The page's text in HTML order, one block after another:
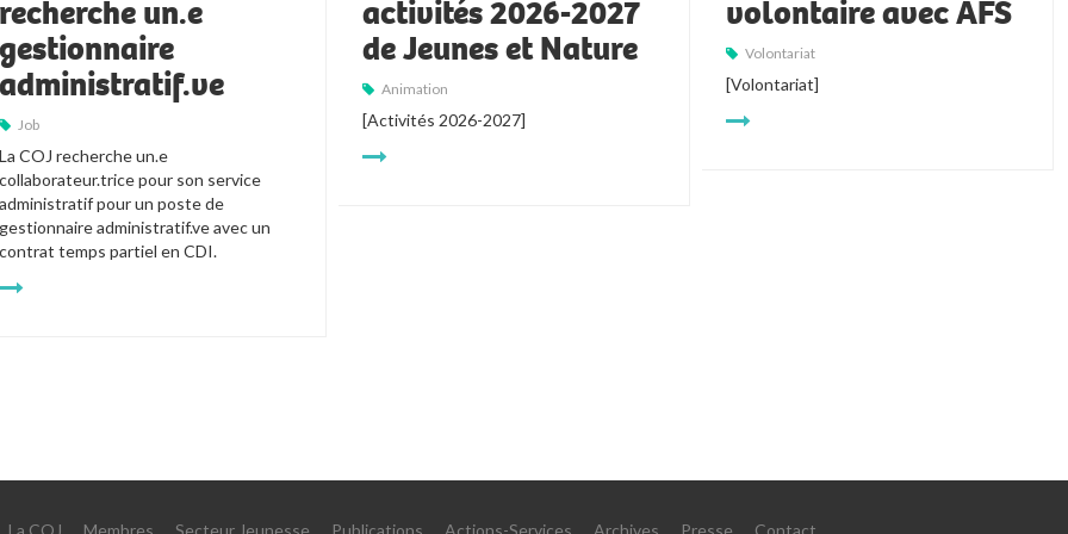
recherche un.e
gestionnaire
administratif.ve
Job
La COJ recherche un.e
collaborateur.trice pour son service
administratif pour un poste de
gestionnaire administratif.ve avec un
contrat temps partiel en CDI.
activités 2026-2027
de Jeunes et Nature
Animation
[Activités 2026-2027]
volontaire avec AFS
Volontariat
[Volontariat]
La COJ Membres Secteur Jeunesse Publications Actions-Services Archives Presse Contact